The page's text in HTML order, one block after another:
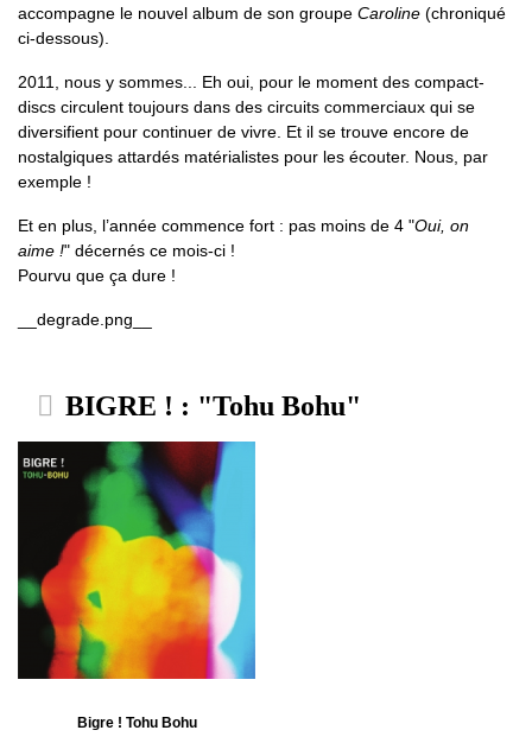
accompagne le nouvel album de son groupe Caroline (chroniqué
ci-dessous).
2011, nous y sommes... Eh oui, pour le moment des compact-
discs circulent toujours dans des circuits commerciaux qui se
diversifient pour continuer de vivre. Et il se trouve encore de
nostalgiques attardés matérialistes pour les écouter. Nous, par
exemple !
Et en plus, l’année commence fort : pas moins de 4 "Oui, on
aime !" décernés ce mois-ci !
Pourvu que ça dure !
__degrade.png__
BIGRE ! : "Tohu Bohu"
Bigre ! Tohu Bohu